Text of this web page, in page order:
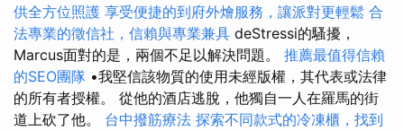
供全方位照護 享受便捷的到府外燴服務，讓派對更輕鬆 合
法專業的徵信社，信賴與專業兼具 deStressi的騷擾，
Marcus面對的是，兩個不足以解決問題。 推薦最值得信賴
的SEO團隊 •我堅信該物質的使用未經版權，其代表或法律
的所有者授權。 從他的酒店逃脫，他獨自一人在羅馬的街
道上砍了他。 台中撥筋療法 探索不同款式的冷凍櫃，找到